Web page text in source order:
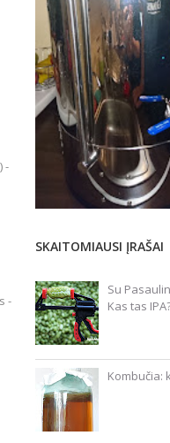
-
-
SKAITOMIAUSI ĮRAŠAI
Su
Kas tas
Kombučia: